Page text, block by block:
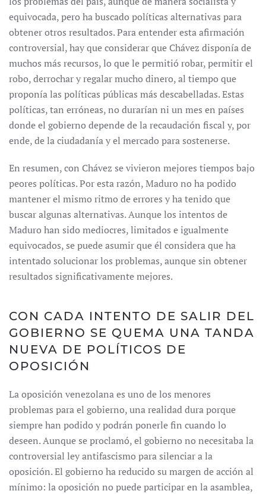
equivocada, pero ha buscado políticas alternativas para
obtener otros resultados. Para entender esta afirmación
controversial, hay que considerar que Chávez disponía de
muchos más recursos, lo que le permitió robar, permitir el
robo, derrochar y regalar mucho dinero, al tiempo que
proponía las políticas públicas más descabelladas. Estas
políticas, tan erróneas, no durarían ni un mes en países
donde el gobierno depende de la recaudación fiscal y, por
ende, de la ciudadanía y el mercado para sostenerse.
En resumen, con Chávez se vivieron mejores tiempos bajo
peores políticas. Por esta razón, Maduro no ha podido
mantener el mismo ritmo de errores y ha tenido que
buscar algunas alternativas. Aunque los intentos de
Maduro han sido mediocres, limitados e igualmente
equivocados, se puede asumir que él considera que ha
intentado solucionar los problemas, aunque sin obtener
resultados significativamente mejores.
CON CADA INTENTO DE SALIR DEL
GOBIERNO SE QUEMA UNA TANDA
NUEVA DE POLÍTICOS DE
OPOSICIÓN
La oposición venezolana es uno de los menores
problemas para el gobierno, una realidad dura porque
siempre han podido y podrán ponerle fin cuando lo
deseen. Aunque se proclamó, el gobierno no necesitaba la
controversial ley antifascismo para silenciar a la
oposición. El gobierno ha reducido su margen de acción al
mínimo: la oposición no puede participar en la asamblea,